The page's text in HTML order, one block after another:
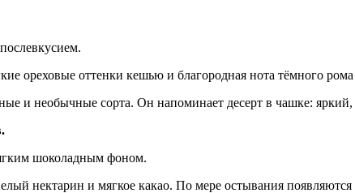
ореховые оттенки кешью и благородная нота тёмного
и необычные сорта. Он напоминает десерт в чашке:
шоколадным фоном.
нектарин и мягкое какао. По мере остывания